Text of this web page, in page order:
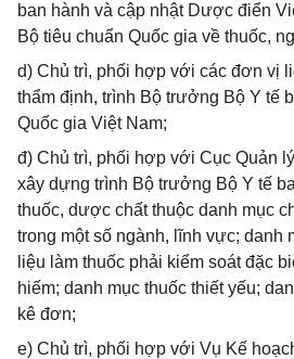
ban hành và cập nhật Dược điển
Bộ tiêu chuẩn Quốc gia về thuốc,
d) Chủ trì, phối hợp với các đơn vị
thẩm định, trình Bộ trưởng Bộ Y tế
Quốc gia Việt Nam;
đ) Chủ trì, phối hợp với Cục Quản
xây dựng trình Bộ trưởng Bộ Y tế
thuốc, dược chất thuộc danh mục
trong một số ngành, lĩnh vực; danh
liệu làm thuốc phải kiểm soát đặc
hiếm; danh mục thuốc thiết yếu;
kê đơn;
e) Chủ trì, phối hợp với Vụ Kế